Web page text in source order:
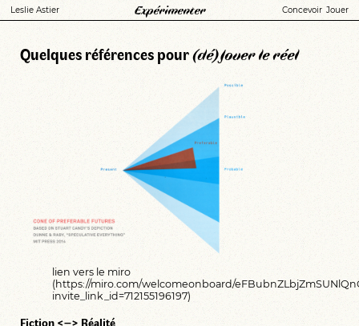
Leslie Astier Expérimenter Concevoir Jouer
Quelques références pour(dé)Jouer le réel
lien vers le miro
(https://miro.com/welcomeonboard/
invite_link_id=712155196197)
Fiction <–> Réalité